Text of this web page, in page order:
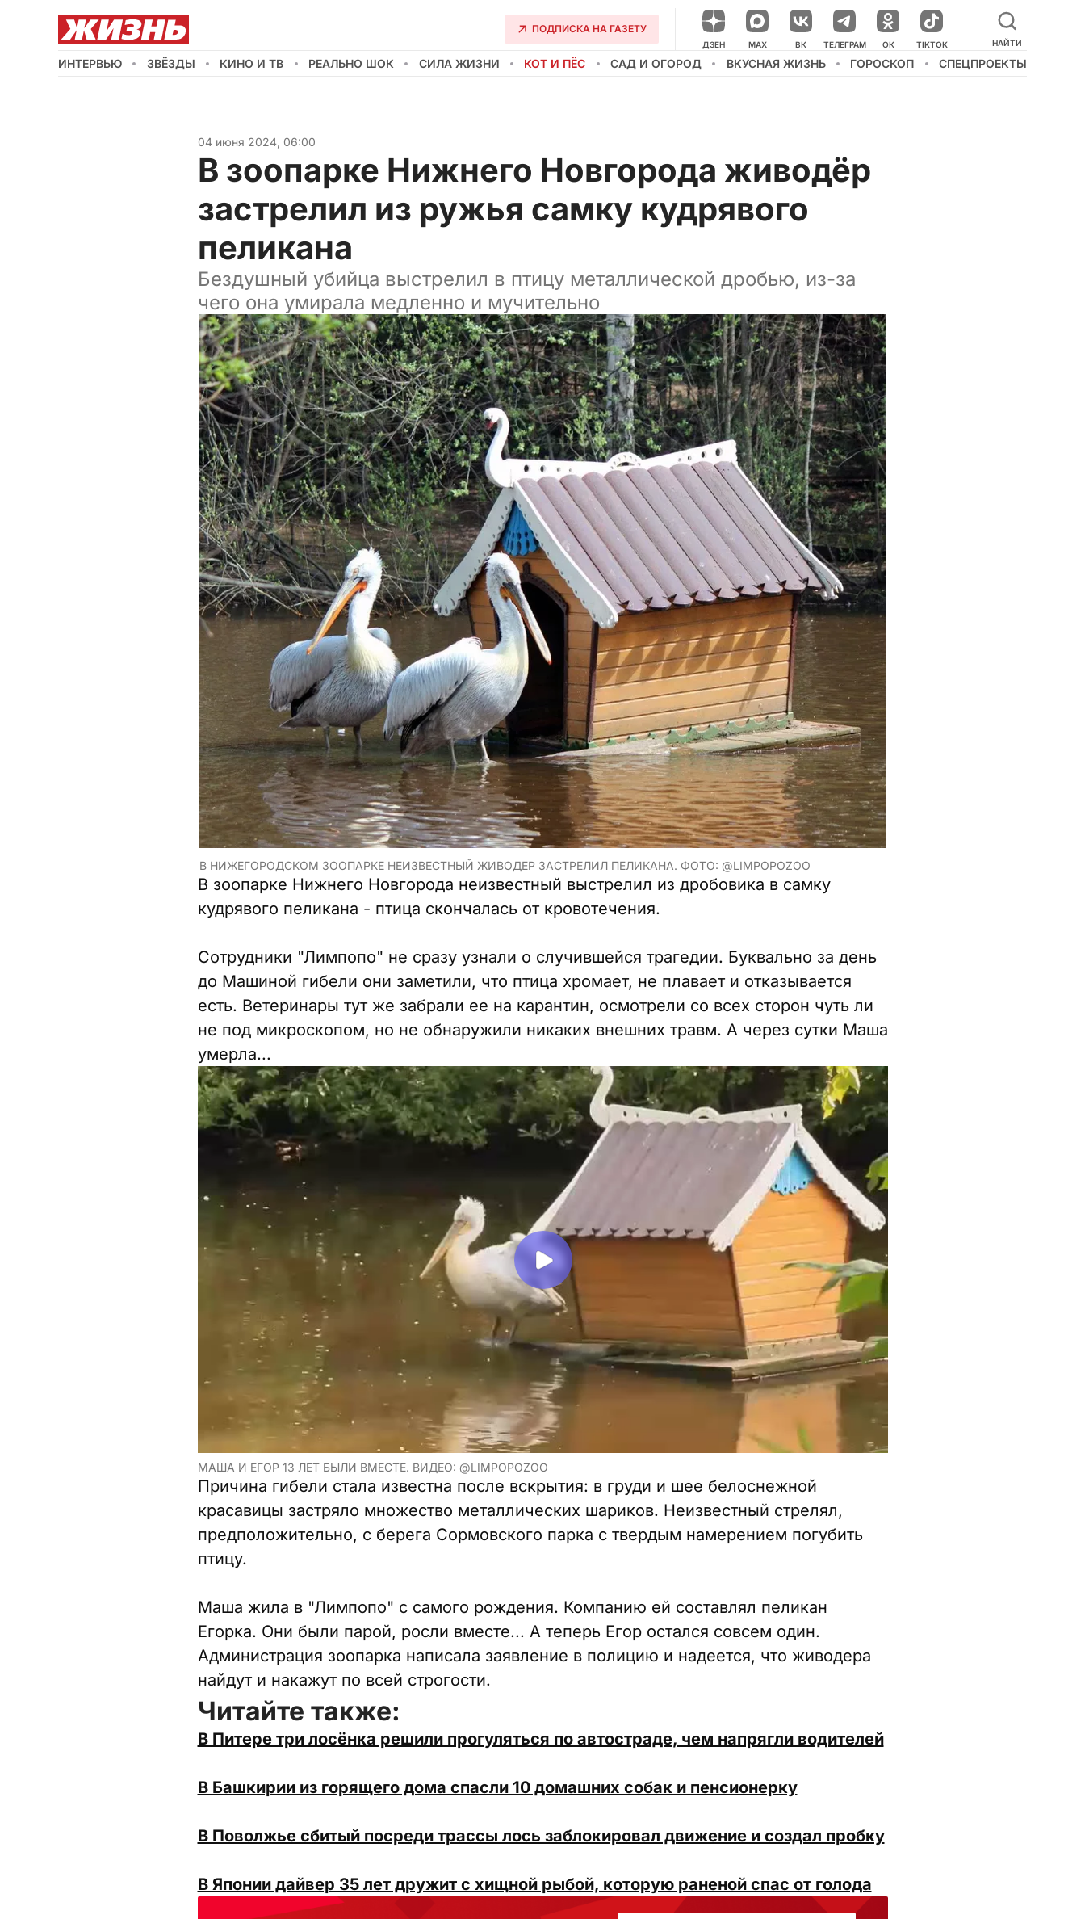
ПОДПИСКА НА ГАЗЕТУ
ДЗЕН НАШ КАНАЛ В МЕССЕНДЖЕРЕ
MAX ВК ТЕЛЕГРАМ ОК TIKTOK НАЙТИ
ИНТЕРВЬЮ ЗВЁЗДЫ КИНО И ТВ РЕАЛЬНО ШОК СИЛА ЖИЗНИ КОТ И ПЁС САД И ОГОРОД ВКУСНАЯ ЖИЗНЬ ГОРОСКОП СПЕЦПРОЕКТЫ
04 июня 2024, 06:00
В зоопарке Нижнего Новгорода живодёр
застрелил из ружья самку кудрявого
пеликана
Бездушный убийца выстрелил в птицу металлической дробью, из-за
чего она умирала медленно и мучительно
В НИЖЕГОРОДСКОМ ЗООПАРКЕ НЕИЗВЕСТНЫЙ ЖИВОДЕР ЗАСТРЕЛИЛ ПЕЛИКАНА. ФОТО: @LIMPOPOZOO
В зоопарке Нижнего Новгорода неизвестный выстрелил из дробовика в самку
кудрявого пеликана - птица скончалась от кровотечения.
Сотрудники "Лимпопо" не сразу узнали о случившейся трагедии. Буквально за день
до Машиной гибели они заметили, что птица хромает, не плавает и отказывается
есть. Ветеринары тут же забрали ее на карантин, осмотрели со всех сторон чуть ли
не под микроскопом, но не обнаружили никаких внешних травм. А через сутки Маша
умерла...
МАША И ЕГОР 13 ЛЕТ БЫЛИ ВМЕСТЕ. ВИДЕО: @LIMPOPOZOO
Причина гибели стала известна после вскрытия: в груди и шее белоснежной
красавицы застряло множество металлических шариков. Неизвестный стрелял,
предположительно, с берега Сормовского парка с твердым намерением погубить
птицу.
Маша жила в "Лимпопо" с самого рождения. Компанию ей составлял пеликан
Егорка. Они были парой, росли вместе... А теперь Егор остался совсем один.
Администрация зоопарка написала заявление в полицию и надеется, что живодера
найдут и накажут по всей строгости.
Читайте также:
В Питере три лосёнка решили прогуляться по автостраде, чем напрягли водителей
В Башкирии из горящего дома спасли 10 домашних собак и пенсионерку
В Поволжье сбитый посреди трассы лось заблокировал движение и создал пробку
В Японии дайвер 35 лет дружит с хищной рыбой, которую раненой спас от голода